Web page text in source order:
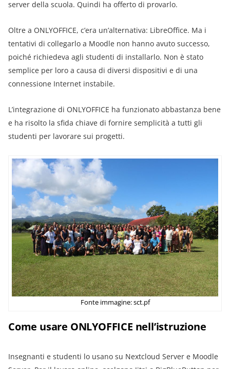
server della scuola. Quindi ha offerto di provarlo.
Oltre a ONLYOFFICE, c’era un’alternativa: LibreOffice. Ma i
tentativi di collegarlo a Moodle non hanno avuto successo,
poiché richiedeva agli studenti di installarlo. Non è stato
semplice per loro a causa di diversi dispositivi e di una
connessione Internet instabile.
L’integrazione di ONLYOFFICE ha funzionato abbastanza bene
e ha risolto la sfida chiave di fornire semplicità a tutti gli
studenti per lavorare sui progetti.
Fonte immagine: sct.pf
Come usare ONLYOFFICE nell’istruzione
Insegnanti e studenti lo usano su Nextcloud Server e Moodle